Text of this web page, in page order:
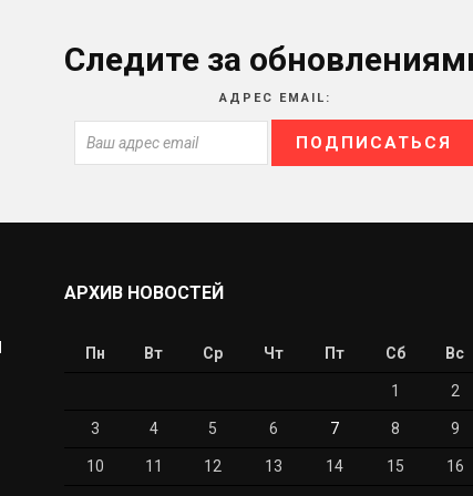
Следите за
АДРЕС EMAIL:
АРХИВ НОВОСТЕЙ
Пн Вт Ср Чт Пт Сб Вс
1 2
3 4 5 6 7 8 9
10 11 12 13 14 15 16